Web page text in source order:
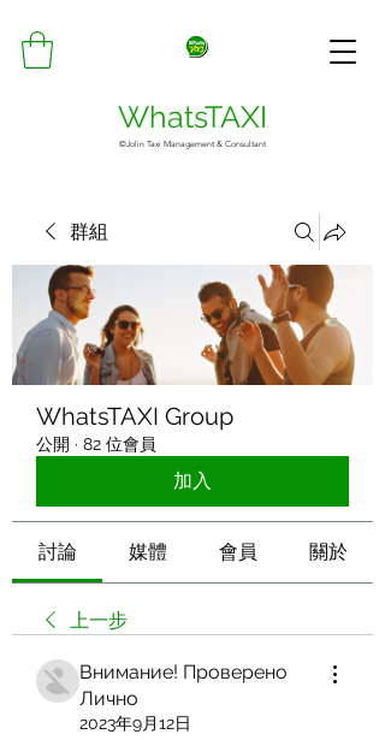
WhatsTAXI
©Jolin Taxi Management & Consultant
群組
WhatsTAXI Group
公開 · 82 位會員
加入
討論 媒體 會員 關於
上一步
Внимание! Проверено
Лично
2023年9月12日